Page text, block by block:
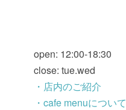
open: 12:00-18:30
close: tue.wed
・店内のご紹介
・cafe menuについて